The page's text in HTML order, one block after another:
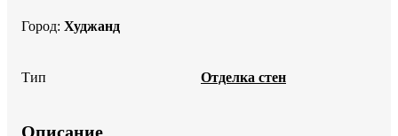
Город: Худжанд
Тип Отделка стен
Описание